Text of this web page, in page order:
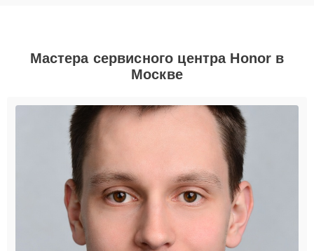
Мастера сервисного центра Honor в
Москве